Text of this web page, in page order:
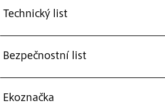
Technický list
Bezpečnostní list
Ekoznačka